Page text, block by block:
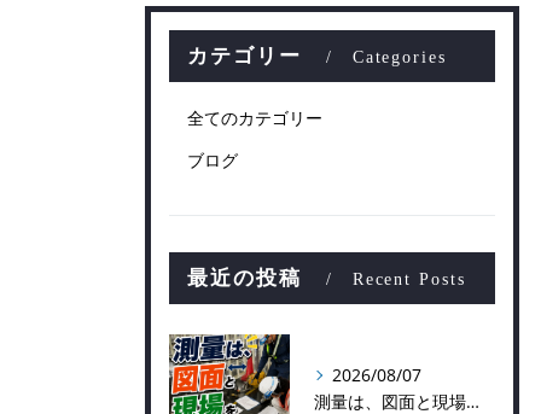
カテゴリー Categories
全てのカテゴリー
ブログ
最近の投稿 Recent Posts
2026/08/07
測量は、図面と現場をつなぐ仕事！